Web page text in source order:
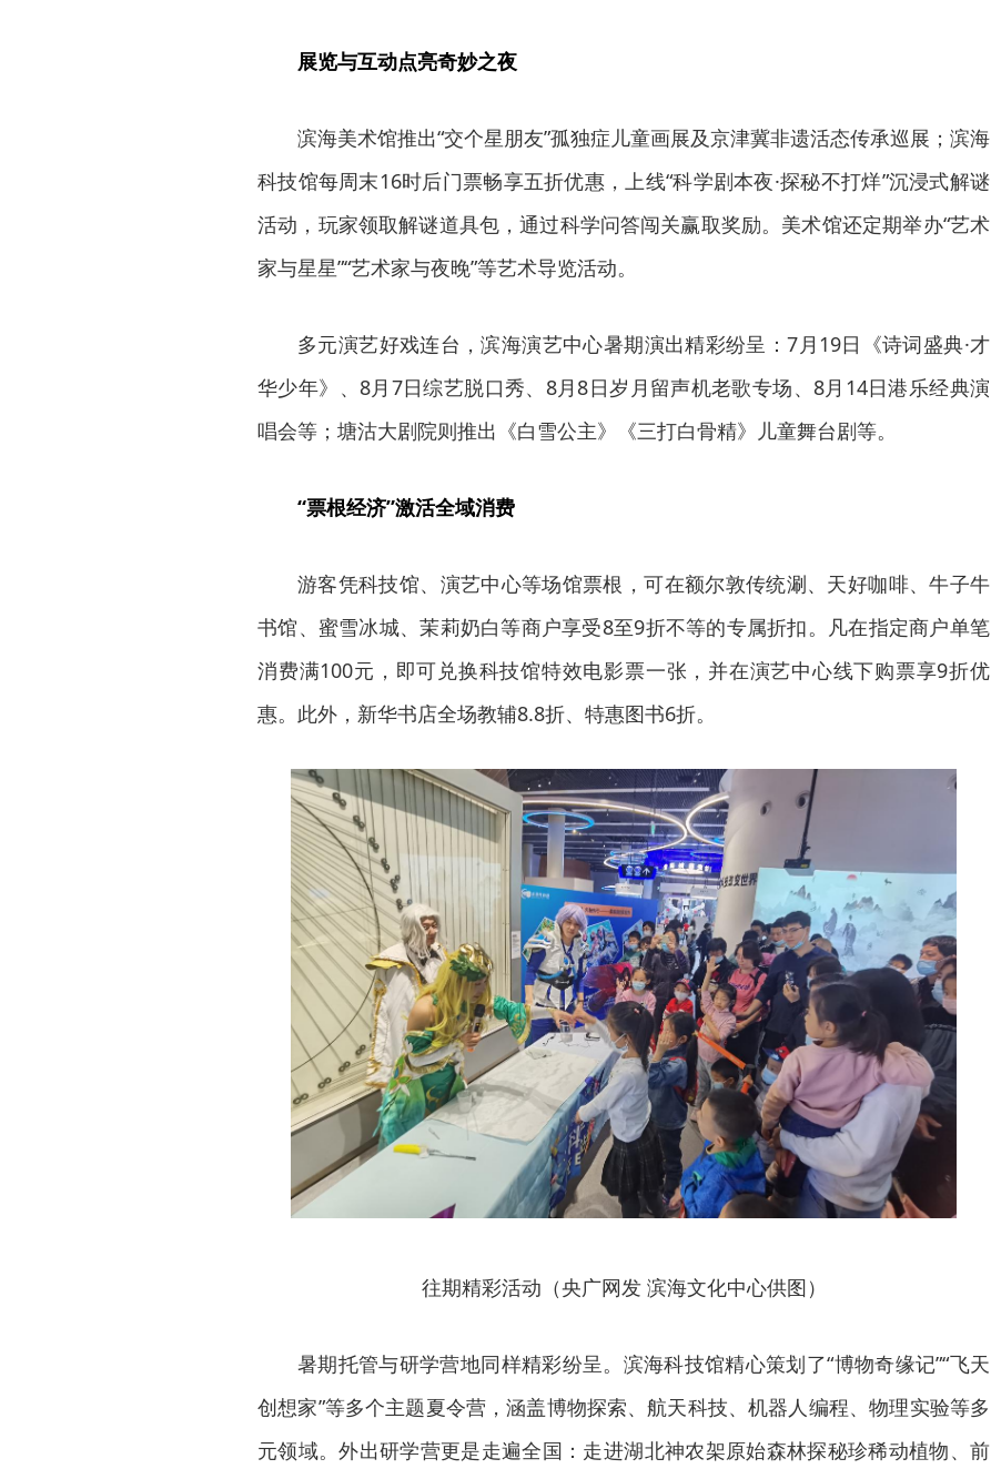
展览与互动点亮奇妙之夜
滨海美术馆推出“交个星朋友”孤独症儿童画展及京津冀非遗活态传承巡展；滨海
科技馆每周末16时后门票畅享五折优惠，上线“科学剧本夜·探秘不打烊”沉浸式解谜
活动，玩家领取解谜道具包，通过科学问答闯关赢取奖励。美术馆还定期举办“艺术
家与星星”“艺术家与夜晚”等艺术导览活动。
多元演艺好戏连台，滨海演艺中心暑期演出精彩纷呈：7月19日《诗词盛典·才
华少年》、8月7日综艺脱口秀、8月8日岁月留声机老歌专场、8月14日港乐经典演
唱会等；塘沽大剧院则推出《白雪公主》《三打白骨精》儿童舞台剧等。
“票根经济”激活全域消费
游客凭科技馆、演艺中心等场馆票根，可在额尔敦传统涮、天好咖啡、牛子牛
书馆、蜜雪冰城、茉莉奶白等商户享受8至9折不等的专属折扣。凡在指定商户单笔
消费满100元，即可兑换科技馆特效电影票一张，并在演艺中心线下购票享9折优
惠。此外，新华书店全场教辅8.8折、特惠图书6折。
往期精彩活动（央广网发 滨海文化中心供图）
暑期托管与研学营地同样精彩纷呈。滨海科技馆精心策划了“博物奇缘记”“飞天
创想家”等多个主题夏令营，涵盖博物探索、航天科技、机器人编程、物理实验等多
元领域。外出研学营更是走遍全国：走进湖北神农架原始森林探秘珍稀动植物、前